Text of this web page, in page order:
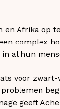
en Afrika op
complex
al hun
voor
geeft